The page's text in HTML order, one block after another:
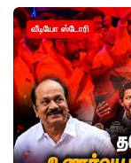
வீடியோ ஸ்டோரி